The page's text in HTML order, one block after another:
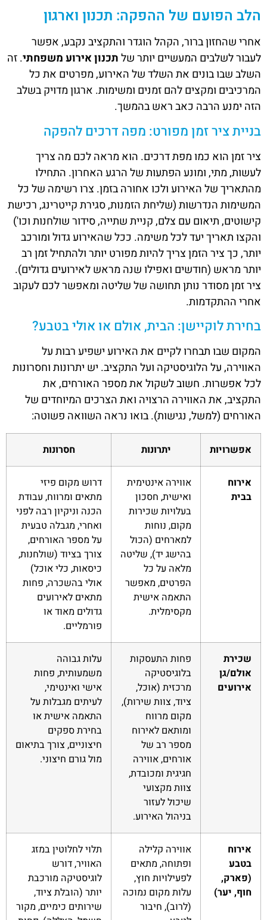
הלב הפועם של ההפקה: תכנון וארגון
אחרי שהחזון ברור, הקהל הוגדר והתקציב נקבע, אפשר
לעבור לשלבים המעשיים יותר שלתכנון אירוע משפחתי. זה
השלב שבו בונים את השלד של האירוע, מפרטים את כל
המרכיבים ומקצים להם זמנים ומשימות. ארגון מדויק בשלב
הזה ימנע הרבה כאב ראש בהמשך.
בניית ציר זמן מפורט: מפה דרכים להפקה
ציר זמן הוא כמו מפת דרכים. הוא מראה לכם מה צריך
לעשות, מתי, ומונע הפתעות של הרגע האחרון. התחילו
מהתאריך של האירוע ולכו אחורה בזמן. צרו רשימה של כל
המשימות הנדרשות (שליחת הזמנות, סגירת קייטרינג, רכישת
קישוטים, תיאום עם צלם, קניית שתייה, סידור שולחנות וכו')
והקצו תאריך יעד לכל משימה. ככל שהאירוע גדול ומורכב
יותר, כך ציר הזמן צריך להיות מפורט יותר ולהתחיל זמן רב
יותר מראש (חודשים ואפילו שנה מראש לאירועים גדולים).
ציר זמן מסודר נותן תחושה של שליטה ומאפשר לכם לעקוב
אחרי ההתקדמות.
בחירת לוקיישן: הבית, אולם או אולי בטבע?
המקום שבו תבחרו לקיים את האירוע ישפיע רבות על
האווירה, על הלוגיסטיקה ועל התקציב. יש יתרונות וחסרונות
לכל אפשרות. חשוב לשקול את מספר האורחים, את
התקציב, את האווירה הרצויה ואת הצרכים המיוחדים של
האורחים (למשל, נגישות). בואו נראה השוואה פשוטה:
אפשרויות יתרונות חסרונות
אירוח
בבית
אווירה אינטימית
ואישית, חסכון
בעלויות שכירות
מקום, נוחות
למארחים (הכול
בהישג יד), שליטה
מלאה על כל
הפרטים, מאפשר
התאמה אישית
מקסימלית.
דרוש מקום פיזי
מתאים ומרווח, עבודת
הכנה וניקיון רבה לפני
ואחרי, מגבלה טבעית
על מספר האורחים,
צורך בציוד (שולחנות,
כיסאות, כלי אוכל)
אולי בהשכרה, פחות
מתאים לאירועים
גדולים מאוד או
פורמליים.
שכירת
אולם/גן
אירועים
פחות התעסקות
בלוגיסטיקה
מרכזית (אוכל,
ציוד, צוות שירות),
מקום מרווח
ומותאם לאירוח
מספר רב של
אורחים, אווירה
חגיגית ומכובדת,
צוות מקצועי
שיכול לעזור
בניהול האירוע.
עלות גבוהה
משמעותית, פחות
אישי ואינטימי,
לעיתים מגבלות על
התאמה אישית או
בחירת ספקים
חיצוניים, צורך בתיאום
מול גורם חיצוני.
אירוח
בטבע
(פארק,
חוף, יער)
אווירה קלילה
ופתוחה, מתאים
לפעילויות חוץ,
עלות מקום נמוכה
(לרוב), חיבור
תלוי לחלוטין במזג
האוויר, דורש
לוגיסטיקה מורכבת
יותר (הובלת ציוד,
שירותים כימיים, מקור